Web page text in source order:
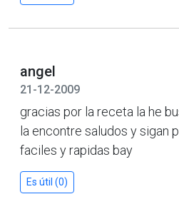
angel
21-12-2009
gracias por la receta la he
la encontre saludos y sigan
faciles y rapidas bay
Es útil (0)